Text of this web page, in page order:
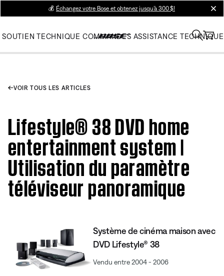
💰 Échangez votre Bose et obtenez jusqu’à 300 $!
SOUTIEN TECHNIQUE COMMANDES ASSISTANCE TECHNIQUE
VOIR TOUS LES ARTICLES
Lifestyle® 38 DVD home
entertainment system |
Utilisation du paramètre
téléviseur panoramique
Système de cinéma maison avec
DVD Lifestyle® 38
Vendu entre 2004 - 2006